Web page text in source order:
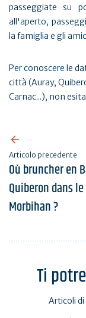
passeggiate su
all'aperto,
la famiglia e gli
Per conoscere le
città (Auray,
Carnac...), non
Articolo precedente
Où bruncher en
Quiberon dans le
Morbihan ?
Ti
Articoli